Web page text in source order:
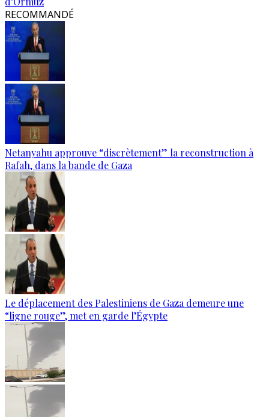
RECOMMANDÉ
Netanyahu approuve “discrètement” la reconstruction à
Rafah, dans la bande de Gaza
Le déplacement des Palestiniens de Gaza demeure une
“ligne rouge”, met en garde l’Égypte